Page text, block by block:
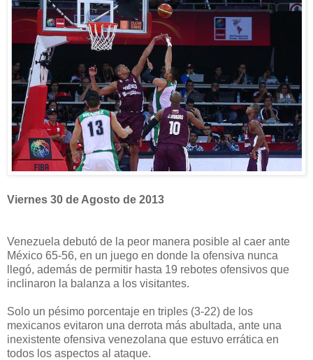
Viernes 30 de Agosto de 2013
Venezuela debutó de la peor manera posible al caer ante
México 65-56, en un juego en donde la ofensiva nunca
llegó, además de permitir hasta 19 rebotes ofensivos que
inclinaron la balanza a los visitantes.
Solo un pésimo porcentaje en triples (3-22) de los
mexicanos evitaron una derrota más abultada, ante una
inexistente ofensiva venezolana que estuvo errática en
todos los aspectos al ataque.